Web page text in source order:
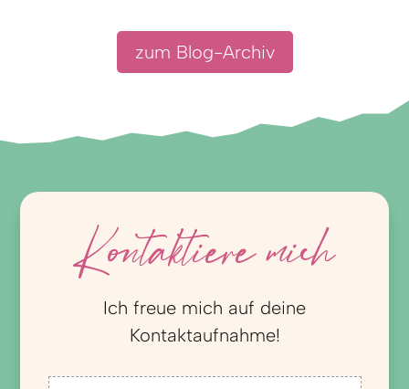
zum Blog-Archiv
Kontaktiere mich
Ich freue mich auf deine
Kontaktaufnahme!